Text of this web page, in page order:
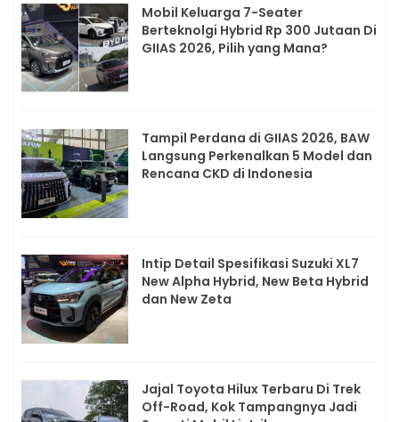
Mobil Keluarga 7-Seater
Berteknolgi Hybrid Rp 300 Jutaan Di
GIIAS 2026, Pilih yang Mana?
Tampil Perdana di GIIAS 2026, BAW
Langsung Perkenalkan 5 Model dan
Rencana CKD di Indonesia
Intip Detail Spesifikasi Suzuki XL7
New Alpha Hybrid, New Beta Hybrid
dan New Zeta
Jajal Toyota Hilux Terbaru Di Trek
Off-Road, Kok Tampangnya Jadi